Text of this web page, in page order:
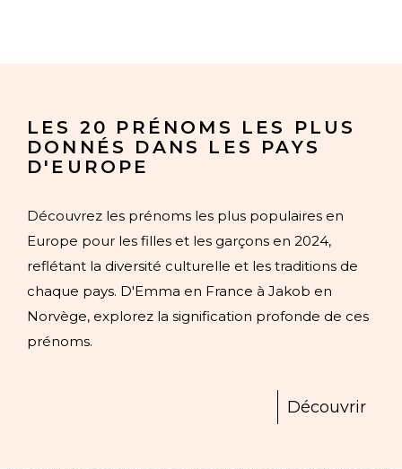
LES 20 PRÉNOMS LES PLUS
DONNÉS DANS LES PAYS
D'EUROPE
Découvrez les prénoms les plus populaires en
Europe pour les filles et les garçons en 2024,
reflétant la diversité culturelle et les traditions de
chaque pays. D'Emma en France à Jakob en
Norvège, explorez la signification profonde de ces
prénoms.
Découvrir